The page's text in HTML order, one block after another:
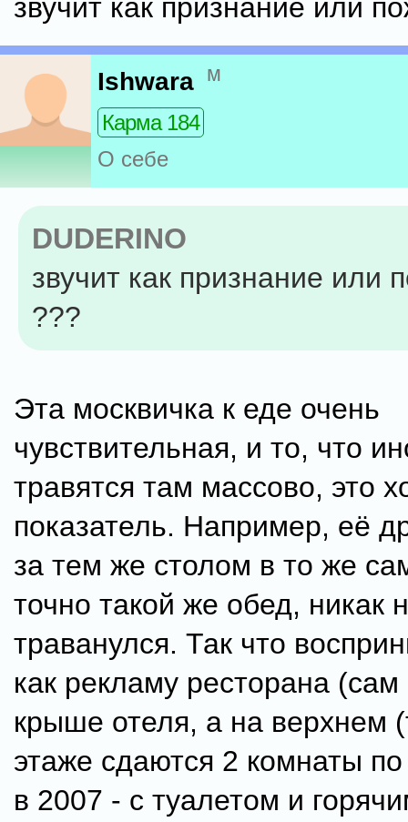
звучит как признание или
Ishwara м
Карма 184
О себе
DUDERINO
звучит как признание или
???
Эта москвичка к еде очень
чувствительная, и то, что
травятся там массово, это
показатель. Например, её
за тем же столом в то же
точно такой же обед, никак
траванулся. Так что
как рекламу ресторана
крыше отеля, а на верхнем
этаже сдаются 2 комнаты
в 2007 - с туалетом и